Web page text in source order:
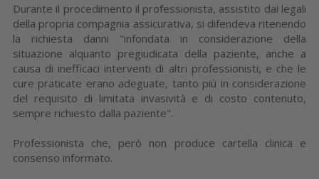
Durante il procedimento il professionista, assistito dai legali
della propria compagnia assicurativa, si difendeva ritenendo
la richiesta danni "infondata in considerazione della
situazione alquanto pregiudicata della paziente, anche a
causa di inefficaci interventi di altri professionisti, e che le
cure praticate erano adeguate, tanto più in considerazione
del requisito di limitata invasività e di costo contenuto,
sempre richiesto dalla paziente".
Professionista che, però non produce cartella clinica e
consenso informato.